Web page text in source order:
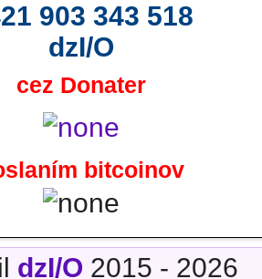
903 343 518
dzI/O
cez Donater
bitcoinov
dzI/O 2015 - 2026